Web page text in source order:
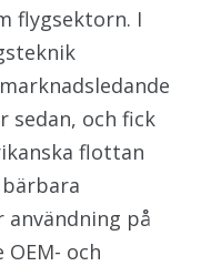
flygsektorn. I
sedan, och fick
flottan
på
och